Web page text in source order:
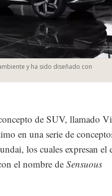
y ha sido diseñado con
de SUV, llamado
en una serie de
los cuales expresan el
el nombre de Sensuous